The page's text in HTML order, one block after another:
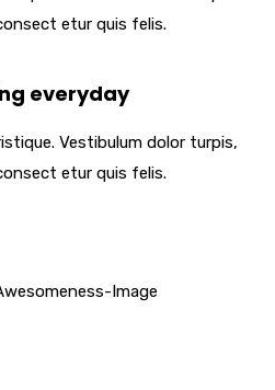
etur quis felis.
everyday
Vestibulum dolor turpis,
etur quis felis.